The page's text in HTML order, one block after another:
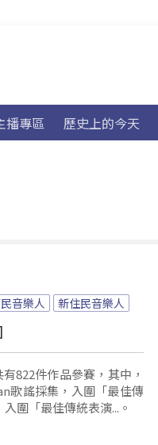
播專區 歷史上的今天
音樂人 新住民音樂人
822件作品參賽，其中，
歌謠採集，入圍「最佳傳
圍「最佳傳統表演...。